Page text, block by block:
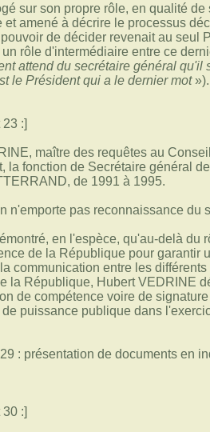
sur son propre rôle, en qualité
et amené à décrire le processus
pouvoir de décider revenait au seul
un rôle d'intermédiaire entre ce
attend du secrétaire général qu'il
le Président qui a le dernier mot»).
:]
maître des requêtes au
la fonction de Secrétaire général
de 1991 à 1995.
n'emporte pas reconnaissance du
en l'espèce, qu'au-delà
de la République pour garantir
communication entre les
la République, Hubert VEDRINE
de compétence voire de
puissance publique dans
: présentation de documents en
:]